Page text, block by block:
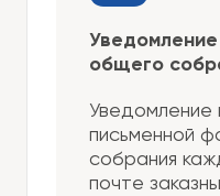
общего
Уведомление
письменной
собрания
почте